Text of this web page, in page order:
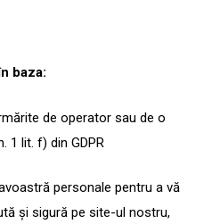
baza:
de operator sau de o
1 lit. f) din GDPR
personale pentru a vă
și sigură pe site-ul nostru,